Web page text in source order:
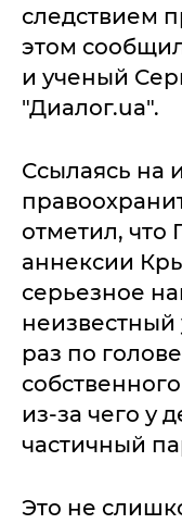
следствием
этом
и ученый
"Диалог.ua".
Ссылаясь на
отметил, что
аннексии
серьезное
неизвестный
раз по
из-за чего у
частичный
Это не